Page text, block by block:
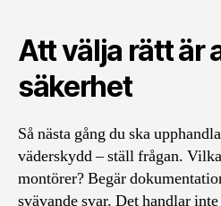
Att välja rätt är
säkerhet
Så nästa gång du ska
väderskydd – ställ frågan.
montörer? Begär
svävande svar. Det handlar